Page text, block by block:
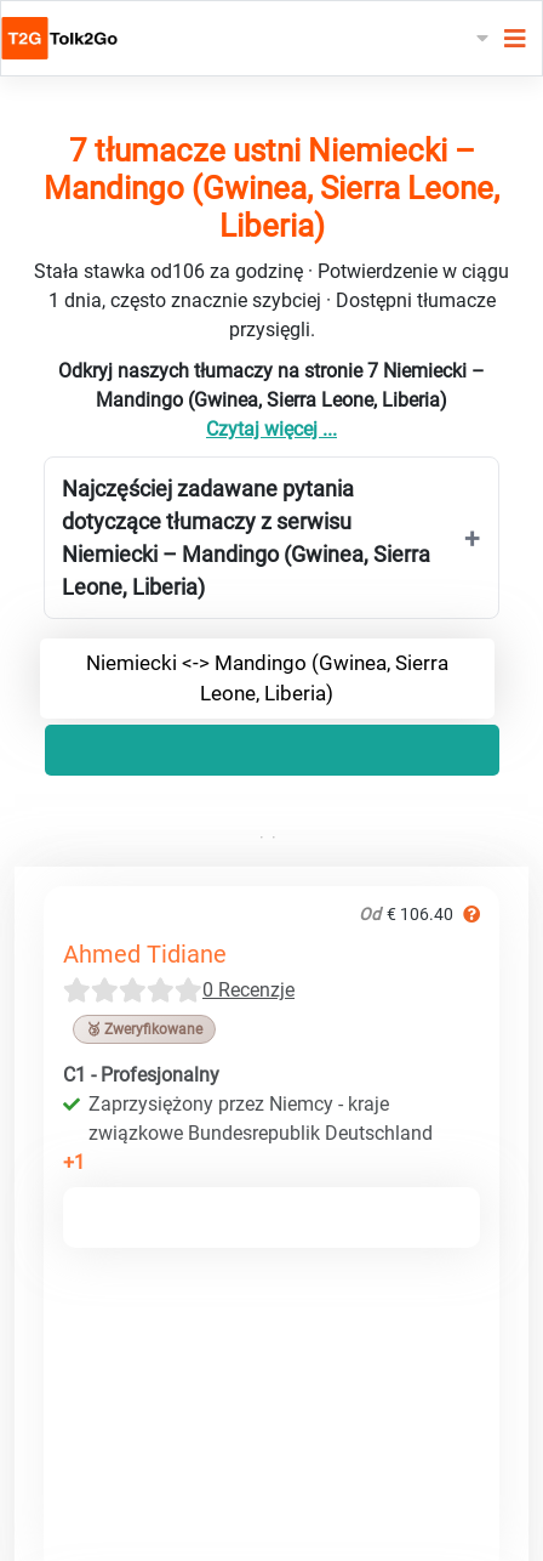
7 tłumacze ustni Niemiecki –
Mandingo (Gwinea, Sierra Leone,
Liberia)
Stała stawka od106 za godzinę · Potwierdzenie w ciągu
1 dnia, często znacznie szybciej · Dostępni tłumacze
przysięgli.
Odkryj naszych tłumaczy na stronie 7 Niemiecki –
Mandingo (Gwinea, Sierra Leone, Liberia)
Czytaj więcej ...
Najczęściej zadawane pytania
dotyczące tłumaczy z serwisu
Niemiecki – Mandingo (Gwinea, Sierra
Leone, Liberia)
Niemiecki <-> Mandingo (Gwinea, Sierra
Leone, Liberia)
Od € 106.40
Ahmed Tidiane
0 Recenzje
🥉 Zweryfikowane
C1 - Profesjonalny
Zaprzysiężony przez Niemcy - kraje
związkowe Bundesrepublik Deutschland
+1